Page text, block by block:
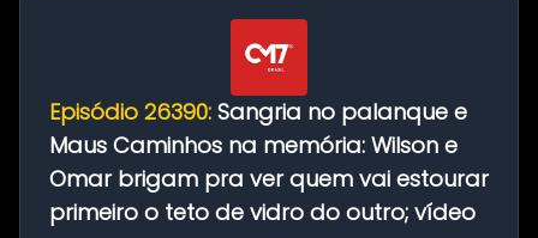
Episódio 26390: Sangria no palanque e
Maus Caminhos na memória: Wilson e
Omar brigam pra ver quem vai estourar
primeiro o teto de vidro do outro; vídeo